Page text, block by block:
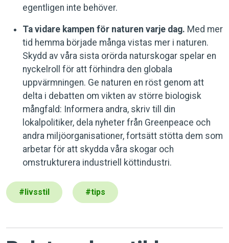
egentligen inte behöver.
Ta vidare kampen för naturen varje dag. Med mer
tid hemma började många vistas mer i naturen.
Skydd av våra sista orörda naturskogar spelar en
nyckelroll för att förhindra den globala
uppvärmningen. Ge naturen en röst genom att
delta i debatten om vikten av större biologisk
mångfald: Informera andra, skriv till din
lokalpolitiker, dela nyheter från Greenpeace och
andra miljöorganisationer, fortsätt stötta dem som
arbetar för att skydda våra skogar och
omstrukturera industriell köttindustri.
#livsstil #tips